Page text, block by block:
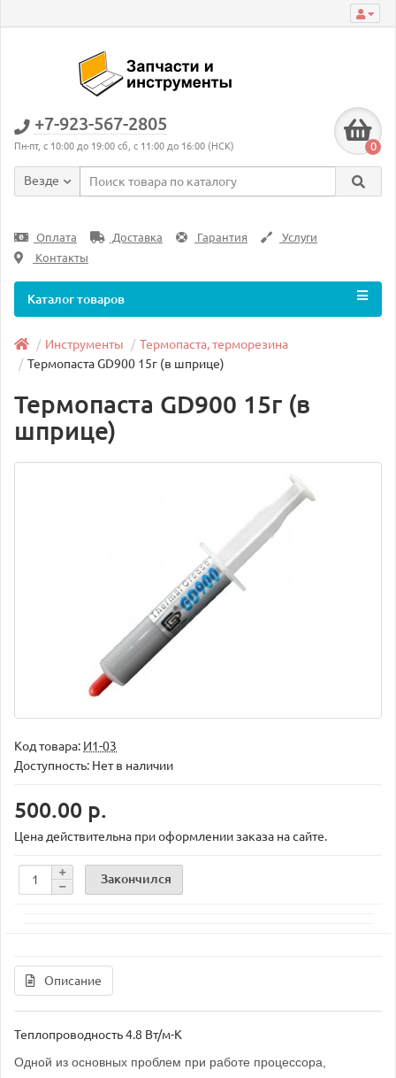
+7-923-567-2805
Пн-пт, с 10:00 до 19:00 сб, с 11:00 до 16:00 (НСК) 0
Везде
Оплата Доставка Гарантия
Услуги
Контакты
Каталог товаров
Инструменты
Термопаста, терморезина
Термопаста GD900 15г (в шприце)
Термопаста GD900 15г (в
шприце)
Код товара: И1-03
Доступность: Нет в наличии
500.00 р.
Цена действительна при оформлении заказа на сайте.
Закончился
Описание
Теплопроводность 4.8 Вт/м-К
Одной из основных проблем при работе процессора,